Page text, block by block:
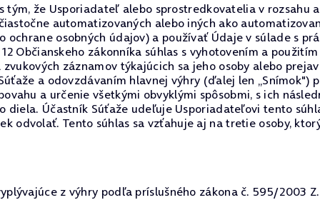
tým, že Usporiadateľ alebo sprostredkovatelia v
automatizovaných alebo iných ako
osobných údajov) a používať Údaje v súlade s
Občianskeho zákonníka súhlas s vyhotovením a
záznamov týkajúcich sa jeho osoby alebo
a odovzdávaním hlavnej výhry (ďalej len „Snímok")
a určenie všetkými obvyklými spôsobmi, s ich
Účastník Súťaže udeľuje Usporiadateľovi tento
odvolať. Tento súhlas sa vzťahuje aj na tretie osoby,
z výhry podľa príslušného zákona č. 595/2003